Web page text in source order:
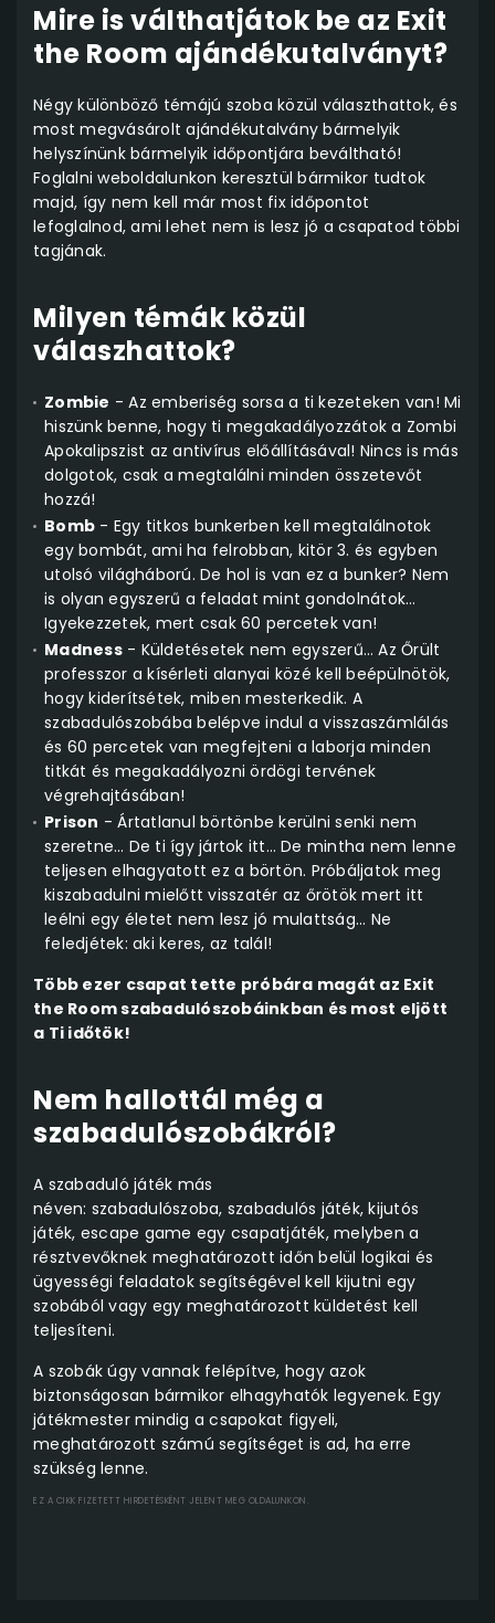
Mire is válthatjátok be az Exit
the Room ajándékutalványt?
Négy különböző témájú szoba közül választhattok, és
most megvásárolt ajándékutalvány bármelyik
helyszínünk bármelyik időpontjára beváltható!
Foglalni weboldalunkon keresztül bármikor tudtok
majd, így nem kell már most fix időpontot
lefoglalnod, ami lehet nem is lesz jó a csapatod többi
tagjának.
Milyen témák közül
válaszhattok?
Zombie - Az emberiség sorsa a ti kezeteken van! Mi
hiszünk benne, hogy ti megakadályozzátok a Zombi
Apokalipszist az antivírus előállításával! Nincs is más
dolgotok, csak a megtalálni minden összetevőt
hozzá!
Bomb - Egy titkos bunkerben kell megtalálnotok
egy bombát, ami ha felrobban, kitör 3. és egyben
utolsó világháború. De hol is van ez a bunker? Nem
is olyan egyszerű a feladat mint gondolnátok…
Igyekezzetek, mert csak 60 percetek van!
Madness- Küldetésetek nem egyszerű… Az Őrült
professzor a kísérleti alanyai közé kell beépülnötök,
hogy kiderítsétek, miben mesterkedik. A
szabadulószobába belépve indul a visszaszámlálás
és 60 percetek van megfejteni a laborja minden
titkát és megakadályozni ördögi tervének
végrehajtásában!
Prison - Ártatlanul börtönbe kerülni senki nem
szeretne… De ti így jártok itt… De mintha nem lenne
teljesen elhagyatott ez a börtön. Próbáljatok meg
kiszabadulni mielőtt visszatér az őrötök mert itt
leélni egy életet nem lesz jó mulattság... Ne
feledjétek: aki keres, az talál!
Több ezer csapat tette próbára magát az Exit
the Room szabadulószobáinkban és most eljött
a Ti időtök!
Nem hallottál még a
szabadulószobákról?
A szabaduló játék más
néven: szabadulószoba, szabadulós játék, kijutós
játék, escape game egy csapatjáték, melyben a
résztvevőknek meghatározott időn belül logikai és
ügyességi feladatok segítségével kell kijutni egy
szobából vagy egy meghatározott küldetést kell
teljesíteni.
A szobák úgy vannak felépítve, hogy azok
biztonságosan bármikor elhagyhatók legyenek. Egy
játékmester mindig a csapokat figyeli,
meghatározott számú segítséget is ad, ha erre
szükség lenne.
EZ A CIKK FIZETETT HIRDETÉSKÉNT JELENT MEG OLDALUNKON.